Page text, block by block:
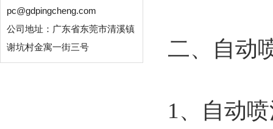
pc@gdpingcheng.com
公司地址：广东省东莞市清溪镇
谢坑村金寓一街三号
二、自动
1、自动